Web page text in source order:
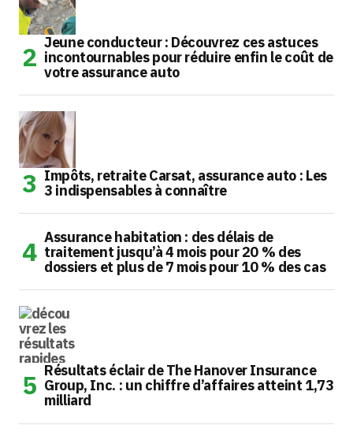
Jeune conducteur : Découvrez ces astuces
incontournables pour réduire enfin le coût de
votre assurance auto
Impôts, retraite Carsat, assurance auto : Les
3 indispensables à connaître
Assurance habitation : des délais de
traitement jusqu’à 4 mois pour 20 % des
dossiers et plus de 7 mois pour 10 % des cas
Résultats éclair de The Hanover Insurance
Group, Inc. : un chiffre d’affaires atteint 1,73
milliard